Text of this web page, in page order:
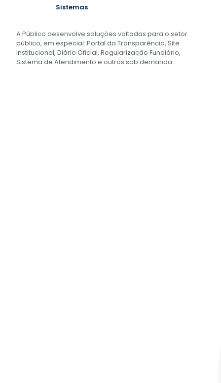
Sistemas
A Público desenvolve soluções voltadas para o setor
público, em especial: Portal da Transparência, Site
Institucional, Diário Oficial, Regularização Fundiário,
Sistema de Atendimento e outros sob demanda.